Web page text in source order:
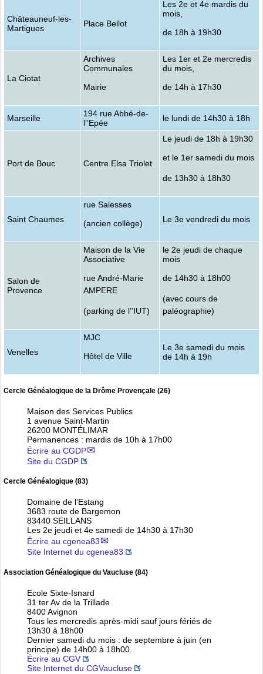
Châteauneuf-les-
Martigues
Place Bellot
Les 2e et 4e mardis du
mois,
de 18h à 19h30
La Ciotat
Archives
Communales
Mairie
Les 1er et 2e mercredis
du mois,
de 14h à 17h30
Marseille
194 rue Abbé-de-
l’’Epée
le lundi de 14h30 à 18h
Port de Bouc Centre Elsa Triolet
Le jeudi de 18h à 19h30
et le 1er samedi du mois
de 13h30 à 18h30
Saint Chaumes
rue Salesses
(ancien collège) Le 3e vendredi du mois
Salon de
Provence
Maison de la Vie
Associative
rue André-Marie
AMPERE
(parking de l’’IUT)
le 2e jeudi de chaque
mois
de 14h30 à 18h00
(avec cours de
paléographie)
Venelles
MJC
Hôtel de Ville
Le 3e samedi du mois
de 14h à 19h
Cercle Généalogique de la Drôme Provençale (26)
Maison des Services Publics
1 avenue Saint-Martin
26200 MONTÉLIMAR
Permanences : mardis de 10h à 17h00
Écrire au CGDP
Site du CGDP
Cercle Généalogique (83)
Domaine de l’Estang
3683 route de Bargemon
83440 SEILLANS
Les 2e jeudi et 4e samedi de 14h30 à 17h30
Écrire au cgenea83
Site Internet du cgenea83
Association Généalogique du Vaucluse (84)
Ecole Sixte-Isnard
31 ter Av de la Trillade
8400 Avignon
Tous les mercredis après-midi sauf jours fériés de
13h30 à 18h00
Dernier samedi du mois : de septembre à juin (en
principe) de 14h00 à 18h00.
Écrire au CGV
Site Internet du CGVaucluse